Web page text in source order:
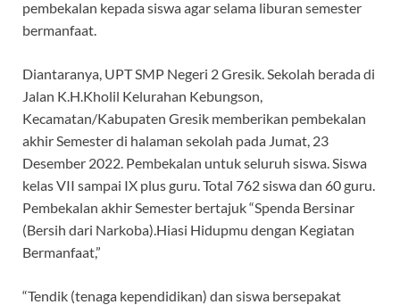
pembekalan kepada siswa agar selama liburan semester
bermanfaat.
Diantaranya, UPT SMP Negeri 2 Gresik. Sekolah berada di
Jalan K.H.Kholil Kelurahan Kebungson,
Kecamatan/Kabupaten Gresik memberikan pembekalan
akhir Semester di halaman sekolah pada Jumat, 23
Desember 2022. Pembekalan untuk seluruh siswa. Siswa
kelas VII sampai IX plus guru. Total 762 siswa dan 60 guru.
Pembekalan akhir Semester bertajuk “Spenda Bersinar
(Bersih dari Narkoba).Hiasi Hidupmu dengan Kegiatan
Bermanfaat,”
“Tendik (tenaga kependidikan) dan siswa bersepakat